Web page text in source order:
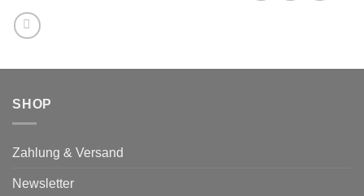
der
Produktseite
SHOP
Zahlung & Versand
Newsletter